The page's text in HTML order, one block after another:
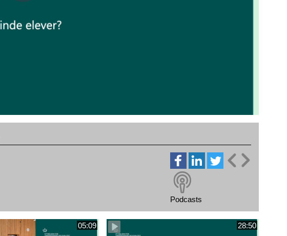
Podcasts
05:09 28:50